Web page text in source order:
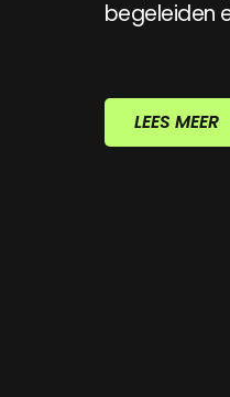
begeleiden
LEES MEER